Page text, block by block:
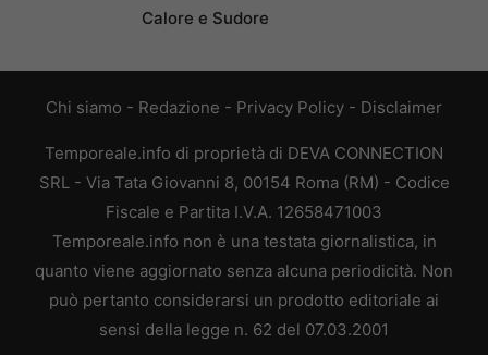
Calore e Sudore
Chi siamo - Redazione - Privacy Policy - Disclaimer
Temporeale.info di proprietà di DEVA CONNECTION
SRL - Via Tata Giovanni 8, 00154 Roma (RM) - Codice
Fiscale e Partita I.V.A. 12658471003
Temporeale.info non è una testata giornalistica, in
quanto viene aggiornato senza alcuna periodicità. Non
può pertanto considerarsi un prodotto editoriale ai
sensi della legge n. 62 del 07.03.2001